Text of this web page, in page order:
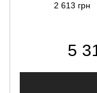
2 613 грн
5